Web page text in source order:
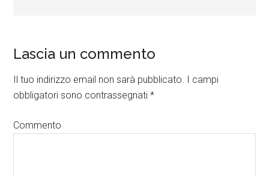
Lascia un commento
Il tuo indirizzo email non sarà pubblicato. I campi
obbligatori sono contrassegnati*
Commento